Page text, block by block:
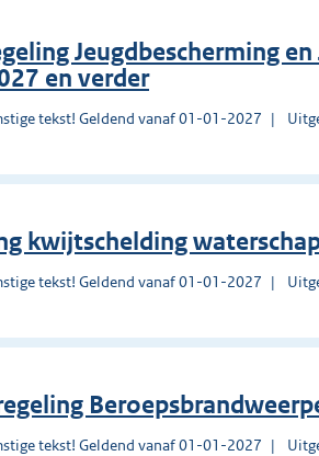
Jeugdbescherming
en verder
tekst! Geldend vanaf 01-01-2027
kwijtschelding
tekst! Geldend vanaf 01-01-2027
tekst! Geldend vanaf 01-01-2027